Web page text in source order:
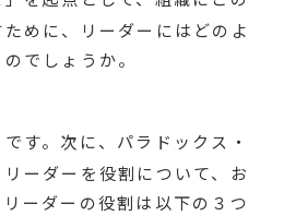
めに、リーダーにはどのよ
でしょうか。
す。次に、パラドックス・
ーダーを役割について、お
ーダーの役割は以下の３つ